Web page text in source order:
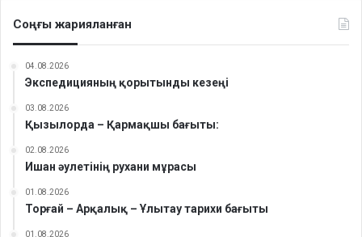
Соңғы жарияланған
04.08.2026
Экспедицияның қорытынды кезеңі
03.08.2026
Қызылорда – Қармақшы бағыты:
02.08.2026
Ишан әулетінің рухани мұрасы
01.08.2026
Торғай – Арқалық – Ұлытау тарихи бағыты
01.08.2026